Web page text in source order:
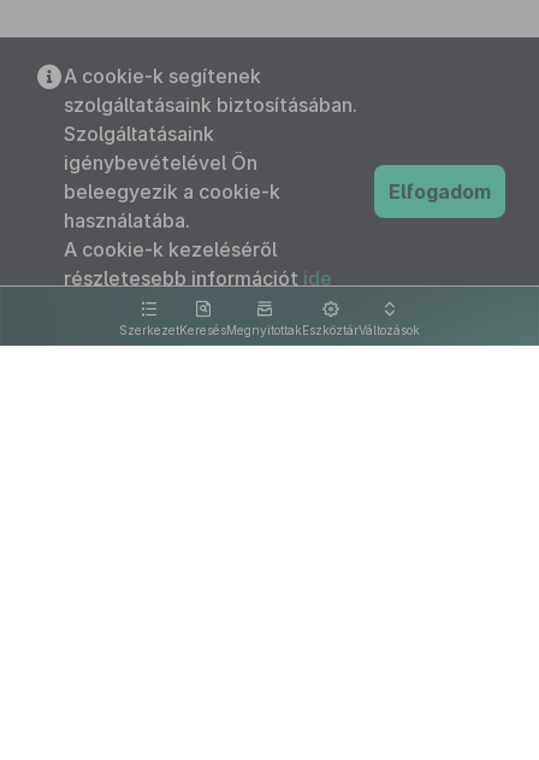
SzerkezetKeresésMegnyitottakEszköztárVáltozások
A cookie-k segítenek
szolgáltatásaink biztosításában.
Szolgáltatásaink
igénybevételével Ön
beleegyezik a cookie-k
használatába.
A cookie-k kezeléséről
részletesebb információt ide
kattintva olvashat.
Elfogadom